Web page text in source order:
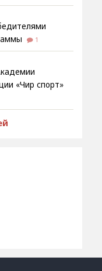
1
«Чир спорт»